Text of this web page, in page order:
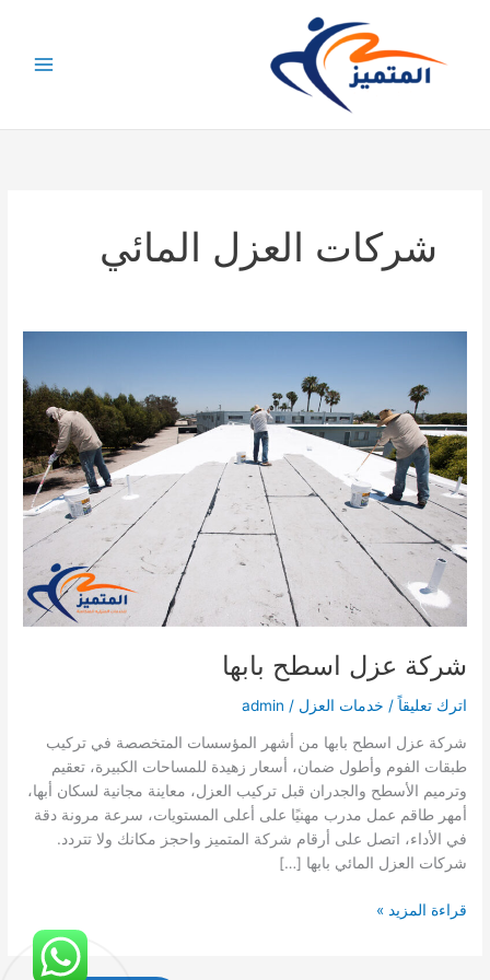
المحتوى
شركات العزل المائي
شركة عزل اسطح بابها
اترك تعليقاً / خدمات العزل /
admin
شركة عزل اسطح بابها من أشهر المؤسسات المتخصصة في تركيب
طبقات الفوم وأطول ضمان، أسعار زهيدة للمساحات الكبيرة، تعقيم
وترميم الأسطح والجدران قبل تركيب العزل، معاينة مجانية لسكان أبها،
أمهر طاقم عمل مدرب مهنيًا على أعلى المستويات، سرعة مرونة دقة
في الأداء، اتصل على أرقام شركة المتميز واحجز مكانك ولا تتردد.
شركات العزل المائي بابها […]
شركة
قراءة المزيد »